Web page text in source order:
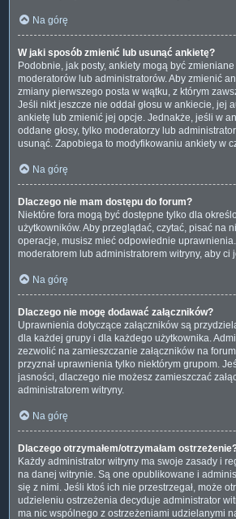
Na górę
W jaki sposób zmienić lub usunąć ankietę?
Podobnie, jak posty, ankiety mogą być
moderatorów lub administratorów. Aby zmienić
zmiany pierwszego posta w wątku, z którym
Jeśli nikt jeszcze nie oddał głosu w ankiecie, jej
ankietę lub zmienić jej opcje. Jednakże, jeśli w
oddane głosy, tylko moderatorzy lub
usunąć. Zapobiega to modyfikowaniu ankiety w
Na górę
Dlaczego nie mam dostępu do forum?
Niektóre fora mogą być dostępne tylko dla
użytkowników. Aby przeglądać, czytać, pisać na
operacje, musisz mieć odpowiednie
moderatorem lub administratorem witryny, aby ci
Na górę
Dlaczego nie mogę dodawać załączników?
Uprawnienia dotyczące załączników są
dla każdej grupy i dla każdego użytkownika.
zezwolić na zamieszczanie załączników na
przyznał uprawnienia tylko niektórym grupom.
jasności, dlaczego nie możesz zamieszczać
administratorem witryny.
Na górę
Dlaczego otrzymałem/otrzymałam
Każdy administrator witryny ma swoje zasady i
na danej witrynie. Są one opublikowane i
się z nimi. Jeśli ktoś ich nie przestrzegał, może
udzieleniu ostrzeżenia decyduje administrator
ma nic wspólnego z ostrzeżeniami udzielanymi